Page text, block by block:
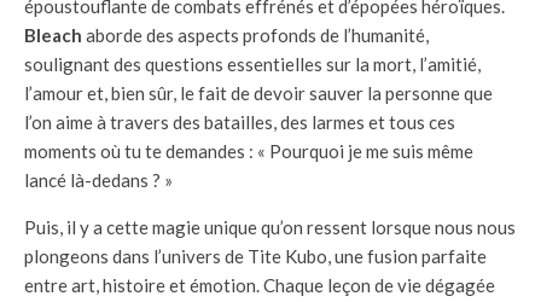
époustouflante de combats effrénés et d’épopées héroïques.
Bleach aborde des aspects profonds de l’humanité,
soulignant des questions essentielles sur la mort, l’amitié,
l’amour et, bien sûr, le fait de devoir sauver la personne que
l’on aime à travers des batailles, des larmes et tous ces
moments où tu te demandes : « Pourquoi je me suis même
lancé là-dedans ? »
Puis, il y a cette magie unique qu’on ressent lorsque nous nous
plongeons dans l’univers de Tite Kubo, une fusion parfaite
entre art, histoire et émotion. Chaque leçon de vie dégagée